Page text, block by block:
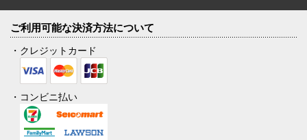
ご利用可能な決済方法について
・クレジットカード
・コンビニ払い